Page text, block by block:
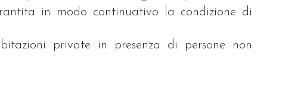
in modo continuativo la condizione di
private in presenza di persone non